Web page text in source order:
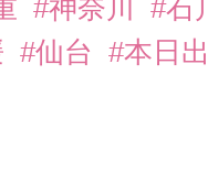
#神奈川
#石
#仙台 #本日